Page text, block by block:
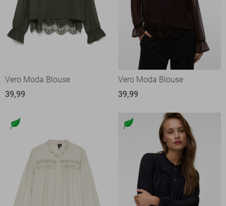
Vero Moda Blouse
39,99
Vero Moda Blouse
39,99